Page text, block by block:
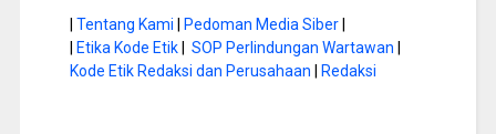
Tentang Kami Pedoman Media Siber|
Etika Kode Etik| SOP Perlindungan Wartawan
Kode Etik Redaksi dan Perusahaan
Redaksi